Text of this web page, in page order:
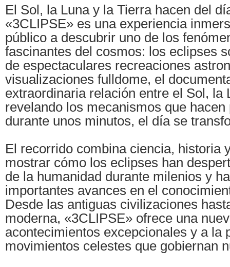
El Sol, la Luna y la Tierra hacen del
«3CLIPSE» es una experiencia
público a descubrir uno de los
fascinantes del cosmos: los eclipses
de espectaculares recreaciones
visualizaciones fulldome, el
extraordinaria relación entre el Sol, la
revelando los mecanismos que hacen
durante unos minutos, el día se
El recorrido combina ciencia, historia
mostrar cómo los eclipses han
de la humanidad durante milenios y
importantes avances en el
Desde las antiguas civilizaciones
moderna, «3CLIPSE» ofrece una
acontecimientos excepcionales y a la
movimientos celestes que gobiernan